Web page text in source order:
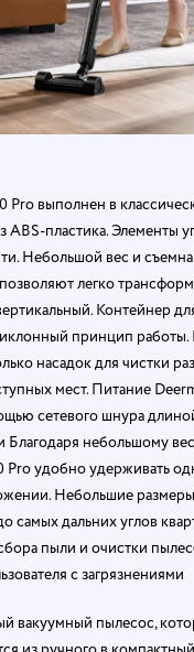
Pro выполнен в
ABS-пластика. Элементы
Небольшой вес и
легко
Контейнер
принцип работы.
насадок для чистки
мест. Питание
сетевого шнура
Благодаря небольшому
Pro удобно удерживать
Небольшие размеры
самых дальних углов
пыли и очистки
с загрязнениями
вакуумный пылесос,